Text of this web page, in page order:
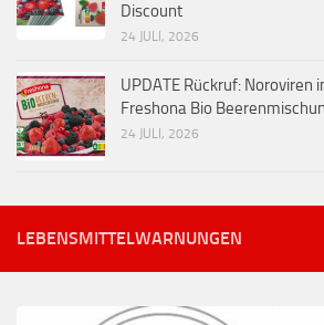
Discount
24 JULI, 2026
UPDATE Rückruf: Noroviren
Freshona Bio
24 JULI, 2026
LEBENSMITTELWARNUNGEN